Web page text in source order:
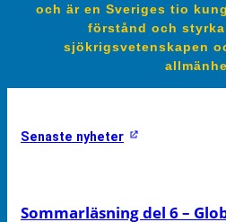
och är en Sveriges tio
förstånd och
sjökrigsvetenskapen
Senaste nyheter
Sommarläsning del 6 –